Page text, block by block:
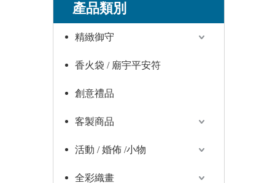
產品類別
精緻御守
香火袋 / 廟宇平安符
創意禮品
客製商品
活動 / 婚佈 /小物
全彩織畫